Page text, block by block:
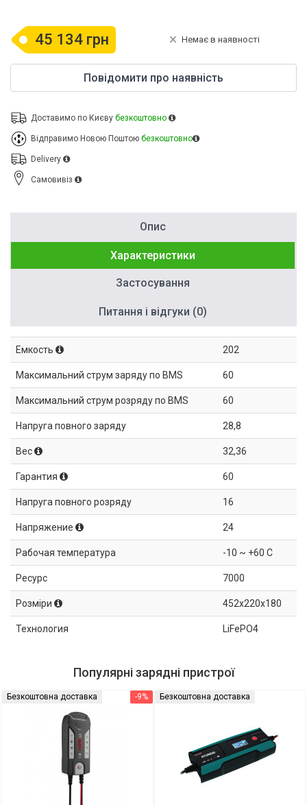
45 134 грн Немає в наявності
Повідомити про наявність
Доставимо по Києву безкоштовно
Відправимо Новою Поштою безкоштовно
Delivery
Cамовивіз
Опис
Характеристики
Застосування
Питання і відгуки (0)
Емкость 202
Максимальний струм заряду по BMS 60
Максимальний струм розряду по BMS 60
Напруга повного заряду 28,8
Вес 32,36
Гарантия 60
Напруга повного розряду 16
Напряжение 24
Рабочая температура -10 ~ +60 C
Ресурс 7000
Розміри 452x220x180
Технология LiFePO4
Популярні зарядні пристрої
-9%
Безкоштовна доставка Безкоштовна доставка